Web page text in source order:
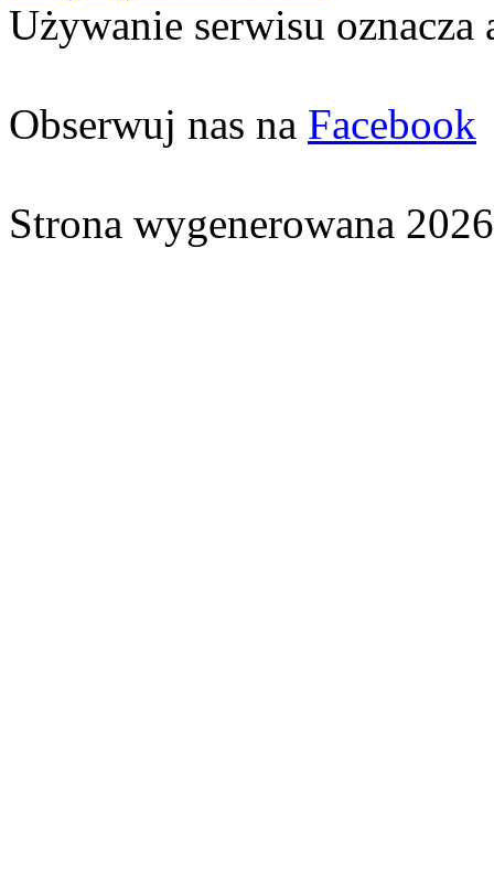
Używanie serwisu oznacza
Obserwuj nas na Facebook
Strona wygenerowana